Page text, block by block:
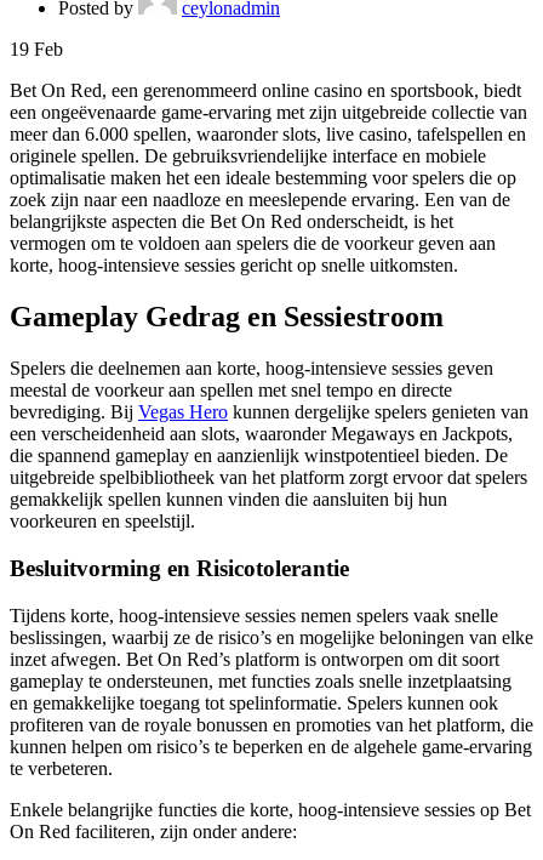
Posted by
ceylonadmin
19 Feb
Bet On Red, een gerenommeerd online casino en sportsbook, biedt
een ongeëvenaarde game-ervaring met zijn uitgebreide collectie van
meer dan 6.000 spellen, waaronder slots, live casino, tafelspellen en
originele spellen. De gebruiksvriendelijke interface en mobiele
optimalisatie maken het een ideale bestemming voor spelers die op
zoek zijn naar een naadloze en meeslepende ervaring. Een van de
belangrijkste aspecten die Bet On Red onderscheidt, is het
vermogen om te voldoen aan spelers die de voorkeur geven aan
korte, hoog-intensieve sessies gericht op snelle uitkomsten.
Gameplay Gedrag en Sessiestroom
Spelers die deelnemen aan korte, hoog-intensieve sessies geven
meestal de voorkeur aan spellen met snel tempo en directe
bevrediging. Bij Vegas Hero kunnen dergelijke spelers genieten van
een verscheidenheid aan slots, waaronder Megaways en Jackpots,
die spannend gameplay en aanzienlijk winstpotentieel bieden. De
uitgebreide spelbibliotheek van het platform zorgt ervoor dat spelers
gemakkelijk spellen kunnen vinden die aansluiten bij hun
voorkeuren en speelstijl.
Besluitvorming en Risicotolerantie
Tijdens korte, hoog-intensieve sessies nemen spelers vaak snelle
beslissingen, waarbij ze de risico’s en mogelijke beloningen van elke
inzet afwegen. Bet On Red’s platform is ontworpen om dit soort
gameplay te ondersteunen, met functies zoals snelle inzetplaatsing
en gemakkelijke toegang tot spelinformatie. Spelers kunnen ook
profiteren van de royale bonussen en promoties van het platform, die
kunnen helpen om risico’s te beperken en de algehele game-ervaring
te verbeteren.
Enkele belangrijke functies die korte, hoog-intensieve sessies op Bet
On Red faciliteren, zijn onder andere: